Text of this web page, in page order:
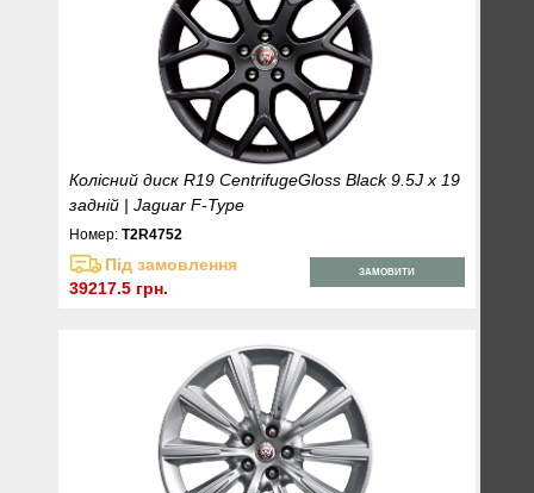
Колісний диск R19 CentrifugeGloss Black 9.5J x 19
задній | Jaguar F-Type
Номер:T2R4752
Під замовлення
39217.5 грн.
ЗАМОВИТИ